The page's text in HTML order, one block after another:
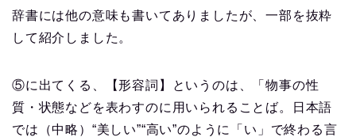
辞書には他の意味も書いてありましたが、一部を抜粋
して紹介しました。
⑤に出てくる、【形容詞】というのは、「物事の性
質・状態などを表わすのに用いられることば。日本語
では（中略）“美しい”“高い”のように「い」で終わる言